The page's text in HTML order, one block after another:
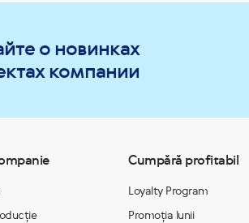
о новинках
компании
Cumpără profitabil
Loyalty Program
Promoția lunii